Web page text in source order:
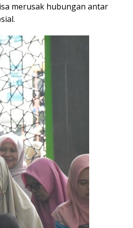
merusak hubungan antar